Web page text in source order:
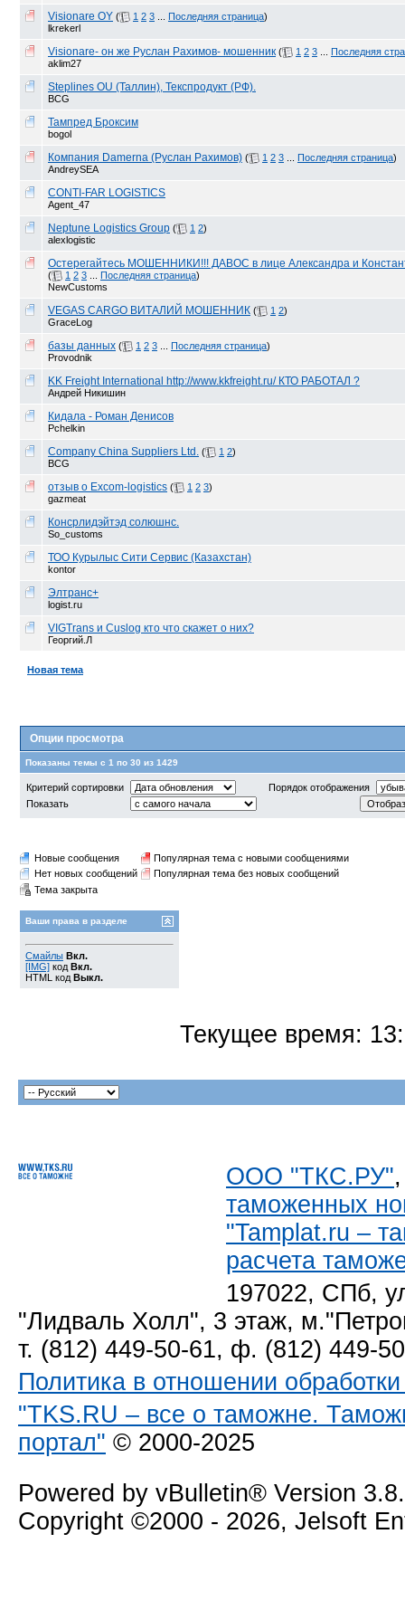
Visionare OY ( 1 2 3 Последняя страница)
lkrekerl
Visionare- он же Руслан Рахимов- мошенник ( 1 2 3
Последняя
aklim27
Steplines OU (Таллин), Текспродукт (РФ).
BCG
Тампред Броксим
bogol
Компания Damerna (Руслан Рахимов) ( 1 2 3 Последняя страница)
AndreySEA
CONTI-FAR LOGISTICS
Agent_47
Neptune Logistics Group ( 1 2)
alexlogistic
Остерегайтесь МОШЕННИКИ!!! ДАВОС в лице Александра и
( 1 2 3 Последняя страница)
NewCustoms
VEGAS CARGO ВИТАЛИЙ МОШЕННИК ( 1 2)
GraceLog
базы данных ( 1 2 3 Последняя страница)
Provodnik
KK Freight International http://www.kkfreight.ru/ КТО РАБОТАЛ ?
Андрей Никишин
Кидала - Роман Денисов
Pchelkin
Company China Suppliers Ltd. ( 1 2)
BCG
отзыв о Excom-logistics ( 1 2 3)
gazmeat
Консрлидэйтэд солюшнс.
So_customs
ТОО Курылыс Сити Сервис (Казахстан)
kontor
Элтранс+
logist.ru
VIGTrans и Cuslog кто что скажет о них?
Георгий.Л
Новая тема
Опции просмотра
Показаны темы с 1 по 30 из 1429
Критерий сортировки
Порядок отображения
Показать
Новые сообщения
Популярная тема с новыми сообщениями
Нет новых сообщений
Популярная тема без новых сообщений
Тема закрыта
Ваши права в разделе
Смайлы Вкл.
[IMG] код Вкл.
HTML код Выкл.
Текущее время:
ООО "ТКС.РУ"
таможенных
"Tamplat.ru –
расчета
197022, СПб,
"Лидваль Холл", 3 этаж,
т. (812) 449-50-61, ф. (812) 449-
Политика в отношении
"TKS.RU – все о таможне.
портал" © 2000-2025
Powered by vBulletin® Version
Copyright ©2000 - 2026, Jelsoft